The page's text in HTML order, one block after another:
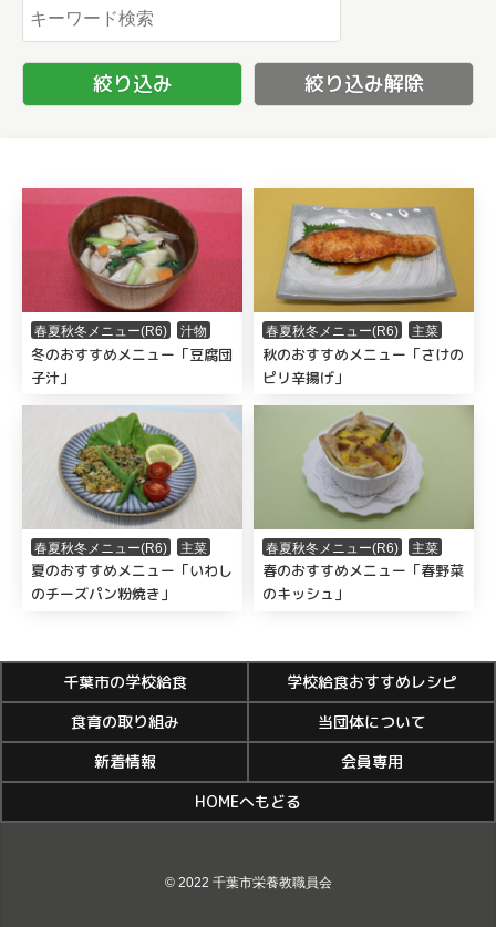
春夏秋冬メニュー(R6) 汁物
冬のおすすめメニュー「豆腐団
子汁」
春夏秋冬メニュー(R6) 主菜
秋のおすすめメニュー「さけの
ピリ辛揚げ」
春夏秋冬メニュー(R6) 主菜
夏のおすすめメニュー「いわし
のチーズパン粉焼き」
春夏秋冬メニュー(R6) 主菜
春のおすすめメニュー「春野菜
のキッシュ」
千葉市の学校給食
学校給食おすすめレシピ
食育の取り組み
当団体について
新着情報
会員専用
HOMEへもどる
© 2022 千葉市栄養教職員会